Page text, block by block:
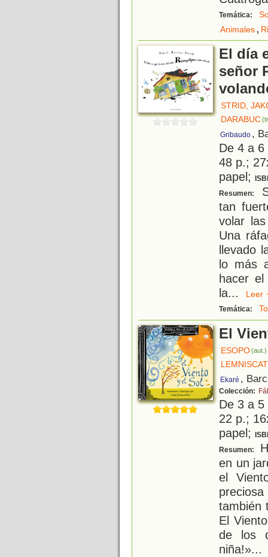
Temática:
Animales,
El día
señor
STRID,
DARABUC
Gribaudo ,
De 4 a
48 p.;
papel;
Resumen:
tan
volar
Una
llevado
lo más
hacer el
la...
Temática:
El
ESOPO(aut.)
Ekaré ,
Colección:
De 3 a
22 p.;
papel;
Resumen:
en un
el
también
El
de los
niña!»...